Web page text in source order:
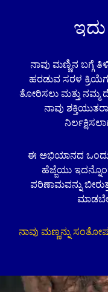
country about
letter, artwork or
Our website,
Our website and/
can earn a badge
work.
Eligibility:
all
open for
The
effort of
are
only.
ನಾವು ಮಣ್ಣಿನ ಬಗ್ಗೆ
ಹರಡುವ ಸರಳ
ತೋರಿಸಲು ಮತ್ತು ನಮ್ಮ
ನಾವು
ಈ ಅಭಿಯಾನದ ಒಂದು
ಹೆಜ್ಜೆಯು
ಪರಿಣಾಮವನ್ನು
ನಾವು ಮಣ್ಣನ್ನು